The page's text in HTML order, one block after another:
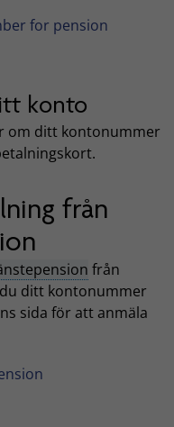
for pension
konto
om ditt kontonummer
från
från
ditt kontonummer
sida för att anmäla